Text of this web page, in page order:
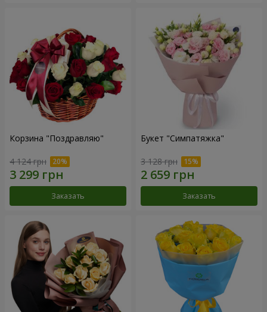
Корзина "Поздравляю"
4 124 грн
Заказать
Букет "Симпатяжка"
3 128 грн
Заказать